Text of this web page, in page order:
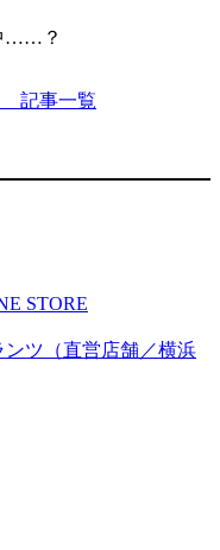
……？
記事一覧
STORE
ツ（直営店舗／横浜